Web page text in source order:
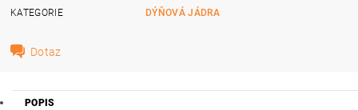
KATEGORIE
DÝŇOVÁ JÁDRA
Dotaz
POPIS